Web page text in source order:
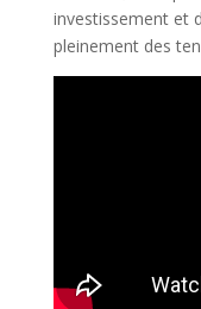
investissement et
pleinement des